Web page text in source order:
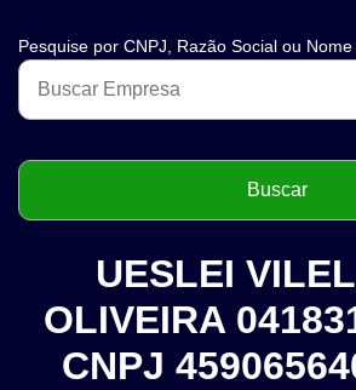
Pesquise por CNPJ, Razão Social ou
UESLEI
OLIVEIRA
CNPJ